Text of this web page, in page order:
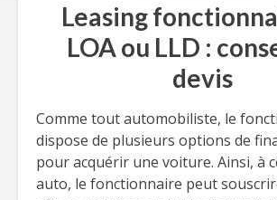
Leasing
LOA ou LLD :
devis
Comme tout automobiliste, le
dispose de plusieurs options de
pour acquérir une voiture. Ainsi, à
auto, le fonctionnaire peut